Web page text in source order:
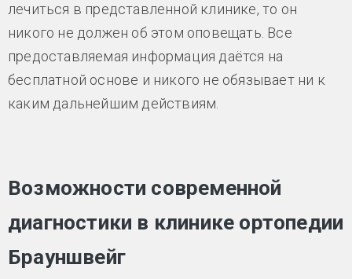
лечиться в представленной клинике, то он
никого не должен об этом оповещать. Все
предоставляемая информация даётся на
бесплатной основе и никого не обязывает ни к
каким дальнейшим действиям.
Возможности современной
диагностики в клинике ортопедии
Брауншвейг